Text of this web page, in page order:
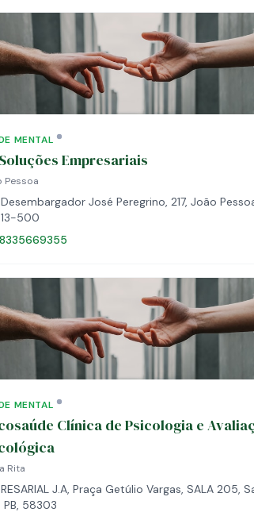
MENTAL
Empresariais
Pessoa
José Peregrino, 217, João
500
MENTAL
Clínica de Psicologia e
Rita
J.A, Praça Getúlio Vargas, SALA 205,
PB, 58303